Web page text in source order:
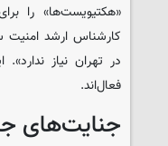
«هکتیویست‌ها» را
کارشناس ارشد امنیت
در تهران نیاز
فعال‌اند.
جنایت‌های